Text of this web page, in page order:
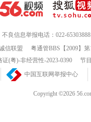
不良信息举报电话：022-65303888
信联盟
粤通管BBS【2009】
(粤)-非经营性-2023-0390
节
中国互联网举报中心
Copyright ©2026